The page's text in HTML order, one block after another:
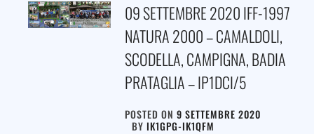
09 SETTEMBRE 2020 IFF-1997
NATURA 2000 – CAMALDOLI,
SCODELLA, CAMPIGNA, BADIA
PRATAGLIA – IP1DCI/5
POSTED ON 9 SETTEMBRE 2020
BY IK1GPG-IK1QFM